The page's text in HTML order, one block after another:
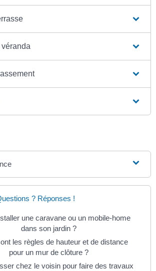
? Réponses !
une caravane ou un mobile-home
dans son jardin ?
les règles de hauteur et de distance
pour un mur de clôture ?
chez le voisin pour faire des travaux